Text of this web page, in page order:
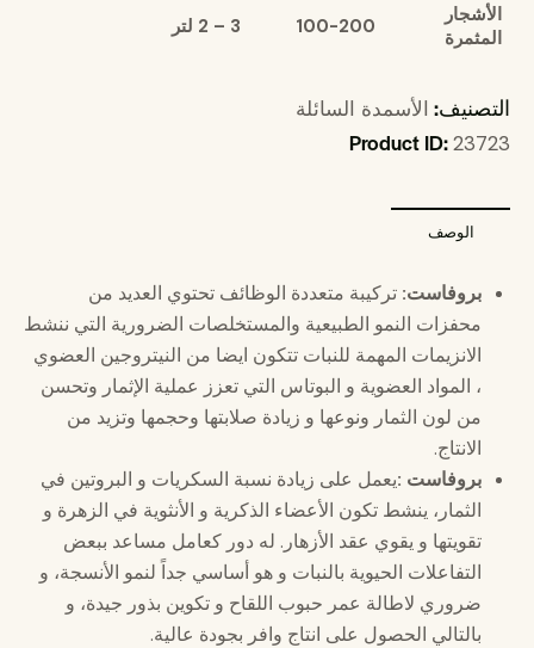
الأشجار
المثمرة
100-200 لتر
التصنيف:الأسمدة السائلة
Product ID:23723
الوصف
بروفاست: تركيبة متعددة الوظائف تحتوي العديد من
محفزات النمو الطبيعية والمستخلصات الضرورية التي ننشط
الانزيمات المهمة للنبات تتكون ايضا من النيتروجين العضوي
، المواد العضوية و البوتاس التي تعزز عملية الإثمار وتحسن
من لون الثمار ونوعها و زيادة صلابتها وحجمها وتزيد من
الانتاج.
بروفاست يعمل على زيادة نسبة السكريات و البروتين في
الثمار، ينشط تكون الأعضاء الذكرية و الأنثوية في الزهرة و
تقويتها و يقوي عقد الأزهار. له دور كعامل مساعد ببعض
التفاعلات الحيوية بالنبات و هو أساسي جداً لنمو الأنسجة، و
ضروري لاطالة عمر حبوب اللقاح و تكوين بذور جيدة، و
بالتالي الحصول على انتاج وافر بجودة عالية.